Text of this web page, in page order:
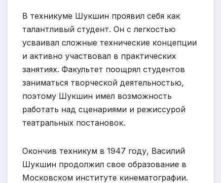
В техникуме Шукшин проявил себя как
талантливый студент. Он с легкостью
усваивал сложные технические концепции
и активно участвовал в практических
занятиях. Факультет поощрял студентов
заниматься творческой деятельностью,
поэтому Шукшин имел возможность
работать над сценариями и режиссурой
театральных постановок.
Окончив техникум в 1947 году, Василий
Шукшин продолжил свое образование в
Московском институте кинематографии.